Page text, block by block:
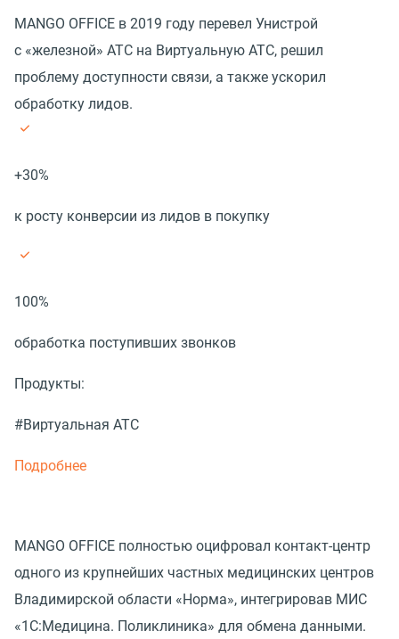
MANGO OFFICE в 2019 году перевел Унистрой
с «железной» АТС на Виртуальную АТС, решил
проблему доступности связи, а также ускорил
обработку лидов.
+30%
к росту конверсии из лидов в покупку
100%
обработка поступивших звонков
Продукты:
#Виртуальная АТС
Подробнее
MANGO OFFICE полностью оцифровал контакт-центр
одного из крупнейших частных медицинских центров
Владимирской области «Норма», интегрировав МИС
«1С:Медицина. Поликлиника» для обмена данными.